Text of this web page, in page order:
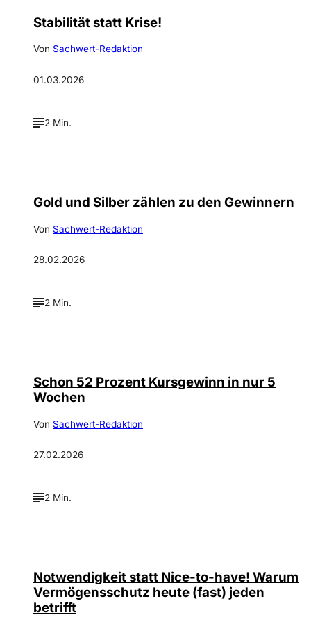
Stabilität statt Krise!
Von Sachwert-Redaktion
01.03.2026
2 Min.
Gold und Silber zählen zu den Gewinnern
Von Sachwert-Redaktion
28.02.2026
2 Min.
Schon 52 Prozent Kursgewinn in nur 5
Wochen
Von Sachwert-Redaktion
27.02.2026
2 Min.
Notwendigkeit statt Nice-to-have! Warum
Vermögensschutz heute (fast) jeden
betrifft